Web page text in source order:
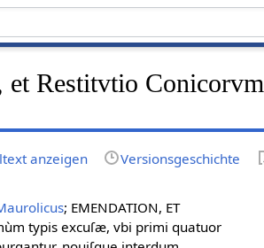
et Restitvtio Conicorvm
anzeigen Versionsgeschichte
; EMENDATION, ET
typis excuſæ, vbi primi quatuor